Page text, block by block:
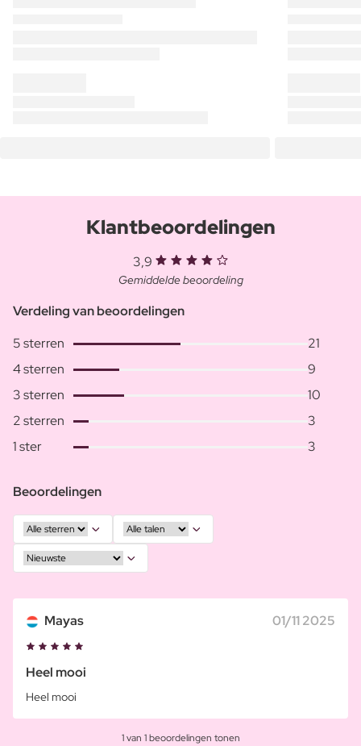
Klantbeoordelingen
3,9
Gemiddelde beoordeling
Verdeling van beoordelingen
5 sterren
21
4 sterren
9
3 sterren
10
2 sterren
3
1 ster
3
Beoordelingen
Mayas 01/11 2025
Heel mooi
Heel mooi
1 van 1 beoordelingen tonen